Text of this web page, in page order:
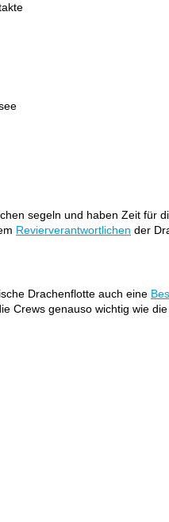
segeln und haben Zeit für
Revierverantwortlichen der
Drachenflotte auch eine
Crews genauso wichtig wie die